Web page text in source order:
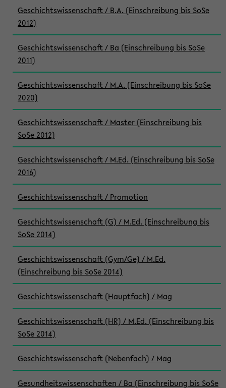
Geschichtswissenschaft / B.A. (Einschreibung bis SoSe
2012)
Geschichtswissenschaft / Ba (Einschreibung bis SoSe
2011)
Geschichtswissenschaft / M.A. (Einschreibung bis SoSe
2020)
Geschichtswissenschaft / Master (Einschreibung bis
SoSe 2012)
Geschichtswissenschaft / M.Ed. (Einschreibung bis SoSe
2016)
Geschichtswissenschaft / Promotion
Geschichtswissenschaft (G) / M.Ed. (Einschreibung bis
SoSe 2014)
Geschichtswissenschaft (Gym/Ge) / M.Ed.
(Einschreibung bis SoSe 2014)
Geschichtswissenschaft (Hauptfach) / Mag
Geschichtswissenschaft (HR) / M.Ed. (Einschreibung bis
SoSe 2014)
Geschichtswissenschaft (Nebenfach) / Mag
Gesundheitswissenschaften / Ba (Einschreibung bis SoSe